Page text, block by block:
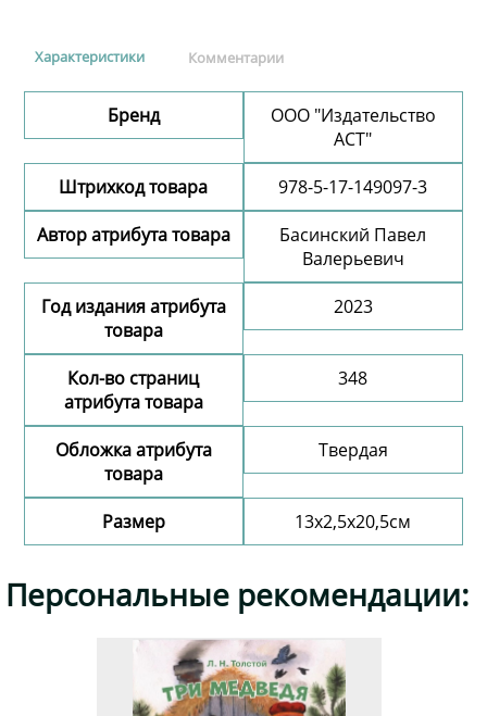
Характеристики Комментарии
Бренд
ООО "Издательство
АСТ"
Штрихкод товара
978-5-17-149097-3
Автор атрибута товара
Басинский Павел
Валерьевич
Год издания атрибута
товара
2023
Кол-во страниц
атрибута товара
348
Обложка атрибута
товара
Твердая
Размер 13х2,5х20,5см
Персональные рекомендации: